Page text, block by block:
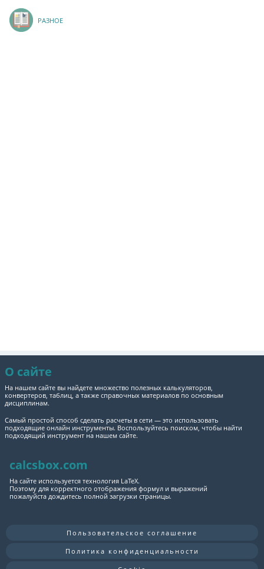
РАЗНОЕ
О сайте
На нашем сайте вы найдете множество полезных калькуляторов,
конвертеров, таблиц, а также справочных материалов по основным
дисциплинам.
Самый простой способ сделать расчеты в сети — это использовать
подходящие онлайн инструменты. Воспользуйтесь поиском, чтобы найти
подходящий инструмент на нашем сайте.
calcsbox.com
На сайте используется технология LaTeX.
Поэтому для корректного отображения формул и выражений
пожалуйста дождитесь полной загрузки страницы.
Пользовательское соглашение
Политика конфиденциальности